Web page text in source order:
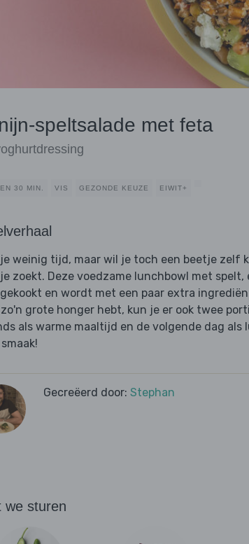
speltsalade met feta
30 MIN. VIS GEZONDE KEUZE EIWIT+
je weinig tijd, maar wil je toch een beetje zelf
zoekt. Deze voedzame lunchbowl met spelt,
en wordt met een paar extra
grote honger hebt, kun je er ook twee
als warme maaltijd en de volgende dag als
Gecreëerd door: Stephan
we sturen